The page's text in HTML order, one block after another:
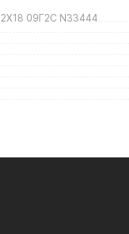
09Г2С N33444